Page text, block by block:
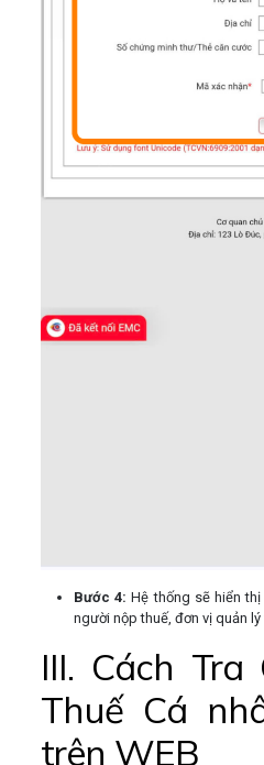
Bước 4:Hệ thống sẽ hiển
người nộp thuế, đơn vị quản
III. Cách
Thuế Cá
trên WEB